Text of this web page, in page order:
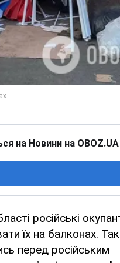
на Новини на OBOZ.UA
російські
їх на балконах.
перед російським